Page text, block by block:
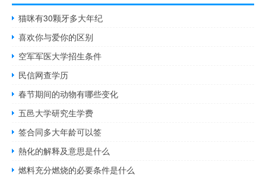
猫咪有30颗牙多大年纪
喜欢你与爱你的区别
空军军医大学招生条件
民信网查学历
春节期间的动物有哪些变化
五邑大学研究生学费
签合同多大年龄可以签
熱化的解释及意思是什么
燃料充分燃烧的必要条件是什么